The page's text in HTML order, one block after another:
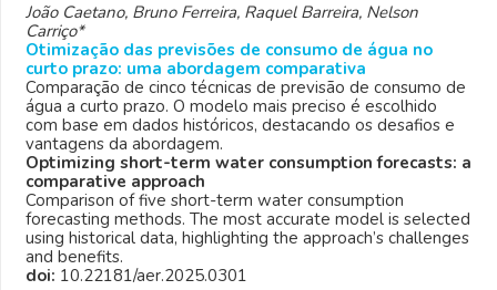
João Caetano, Bruno Ferreira, Raquel Barreira, Nelson
Carriço*
Otimização das previsões de consumo de água no
curto prazo: uma abordagem comparativa
Comparação de cinco técnicas de previsão de consumo de
água a curto prazo. O modelo mais preciso é escolhido
com base em dados históricos, destacando os desafios e
vantagens da abordagem.
Optimizing short-term water consumption forecasts: a
comparative approach
Comparison of five short-term water consumption
forecasting methods. The most accurate model is selected
using historical data, highlighting the approach’s challenges
and benefits.
doi: 10.22181/aer.2025.0301